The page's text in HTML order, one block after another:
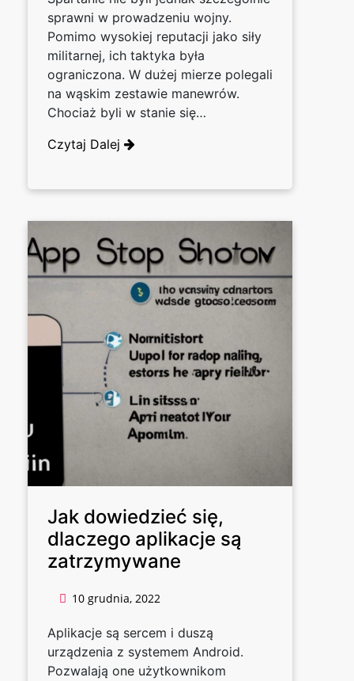
sprawni w prowadzeniu wojny.
Pomimo wysokiej reputacji jako siły
militarnej, ich taktyka była
ograniczona. W dużej mierze polegali
na wąskim zestawie manewrów.
Chociaż byli w stanie się…
Czytaj Dalej
Jak dowiedzieć się,
dlaczego aplikacje są
zatrzymywane
10 grudnia, 2022
Aplikacje są sercem i duszą
urządzenia z systemem Android.
Pozwalają one użytkownikom